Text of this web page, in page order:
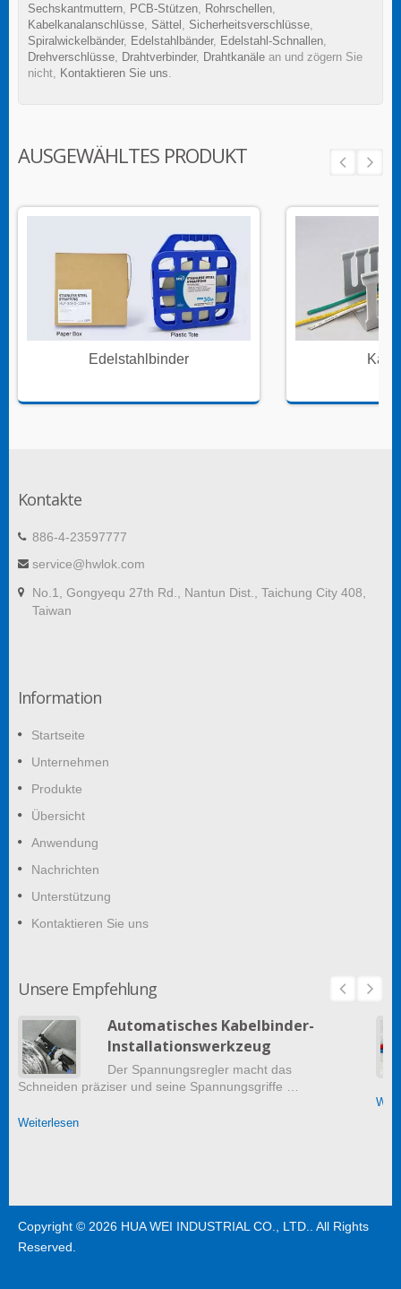
Sechskantmuttern
PCB-Stützen Rohrschellen
Kabelkanalanschlüsse Sättel Sicherheitsverschlüsse
Spiralwickelbänder, Edelstahlbänder, Edelstahl-Schnallen
Drehverschlüsse
Drahtverbinder, Drahtkanäle an und zögern Sie
nicht,
Kontaktieren Sie uns
AUSGEWÄHLTES PRODUKT
Edelstahlbinder
Kontakte
886-4-23597777
service@hwlok.com
No.1, Gongyequ 27th Rd., Nantun Dist., Taichung City 408,
Taiwan
Information
Startseite
Unternehmen
Produkte
Übersicht
Anwendung
Nachrichten
Unterstützung
Kontaktieren Sie uns
Unsere Empfehlung
Automatisches Kabelbinder-
Installationswerkzeug
Der Spannungsregler macht das
Schneiden präziser und seine Spannungsgriffe …
Weiterlesen
Copyright © 2026 HUA WEI INDUSTRIAL CO., LTD.
. All Rights
Reserved.